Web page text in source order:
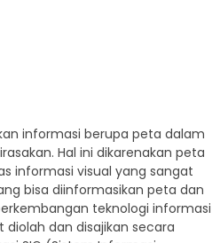
informasi berupa peta dalam
Hal ini dikarenakan peta
informasi visual yang sangat
bisa diinformasikan peta dan
teknologi informasi
dan disajikan secara